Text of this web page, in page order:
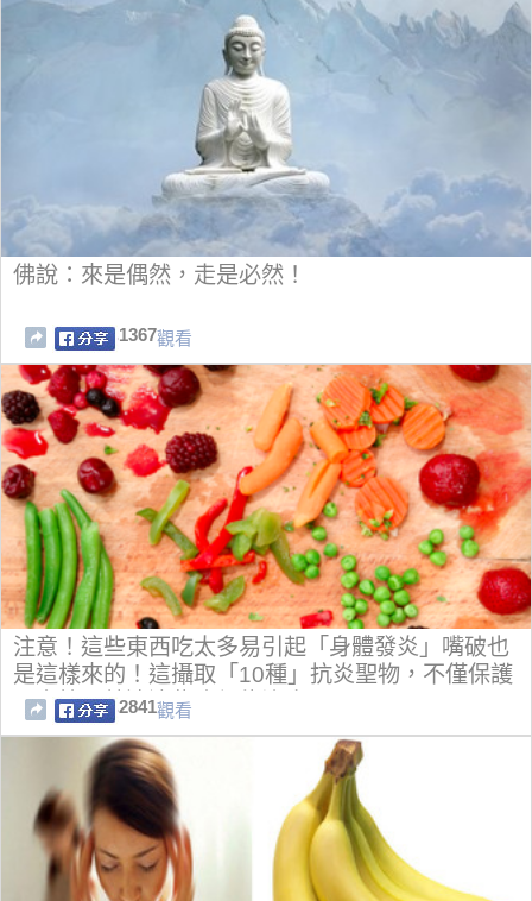
佛說：來是偶然，走是必然！
1367觀看
注意！這些東西吃太多易引起「身體發炎」嘴破也
是這樣來的！這攝取「10種」抗炎聖物，不僅保護
心血管，就連這些病都能治療...
2841觀看